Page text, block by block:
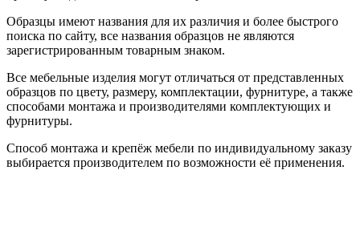
Образцы имеют названия для их различия и более быстрого
поиска по сайту, все названия образцов не являются
зарегистрированным товарным знаком.
Все мебельные изделия могут отличаться от представленных
образцов по цвету, размеру, комплектации, фурнитуре, а также
способами монтажа и производителями комплектующих и
фурнитуры.
Способ монтажа и крепёж мебели по индивидуальному заказу
выбирается производителем по возможности её применения.